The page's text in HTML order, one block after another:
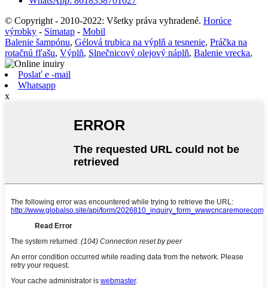
© Copyright - 2010-2022: Všetky práva vyhradené. Horúce
výrobky - Simatap - Mobil
Balenie šampónu, Gélová trubica na výplň a tesnenie, Práčka na
rotačnú fľašu, Výplň, Slnečnicový olejový náplň, Balenie vrecka,
Poslať e -mail
Whatsapp
x